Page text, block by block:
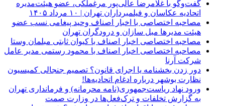
گفت‌وگو با غلامرضا عالی‌پور مرغملکی، عضو هیئت‌مدیره
اتحادیه عکاسان و فیلمبرداران تهران | ۱۰ مرداد ۱۴۰۵
مصاحبه اختصاصی با اخبار اصناف وحید پیغامی نسب عضو
هیئت مدیرها مبل سازان و درودگران تهران
مصاحبه اختصاصی اخبار اصناف با کیوان ثابتی مبلمان وستا
مصاحبه اختصاصی اخبار اصناف با محمود رستمی مدیر عامل
شرکت آرنا
دور زدن بخشنامه یا اجرای قانون؟ تصمیم جنجالی کمیسیون
نظارت بوشهر درباره ادغام اتحادیه‌ها!
ورود نهاد ریاست‌جمهوری(نامه محرمانه) و فرمانداری تهران
به گزارش تخلفات و ترک‌فعل‌ها در وزارت صمت